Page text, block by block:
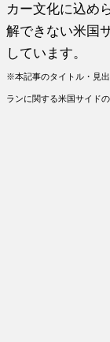
カー文化に込め
解できない米国
しています。
※本記事のタイトル・見
ランに関する米国サイド